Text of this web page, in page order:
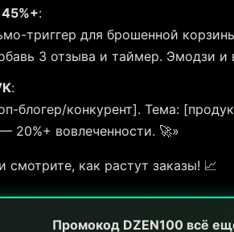
:
триггер для брошенной
3 отзыва и таймер. Эмодзи и
:
блогер/конкурент]. Тема:
20%+ вовлеченности. 🚀»
как растут заказы! 📈
Промокод DZEN100 всё